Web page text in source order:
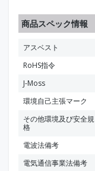
商品スペック情報
アスベスト
RoHS指令
J-Moss
環境自己主張マーク
その他環境及び安全規
格
電波法備考
電気通信事業法備考